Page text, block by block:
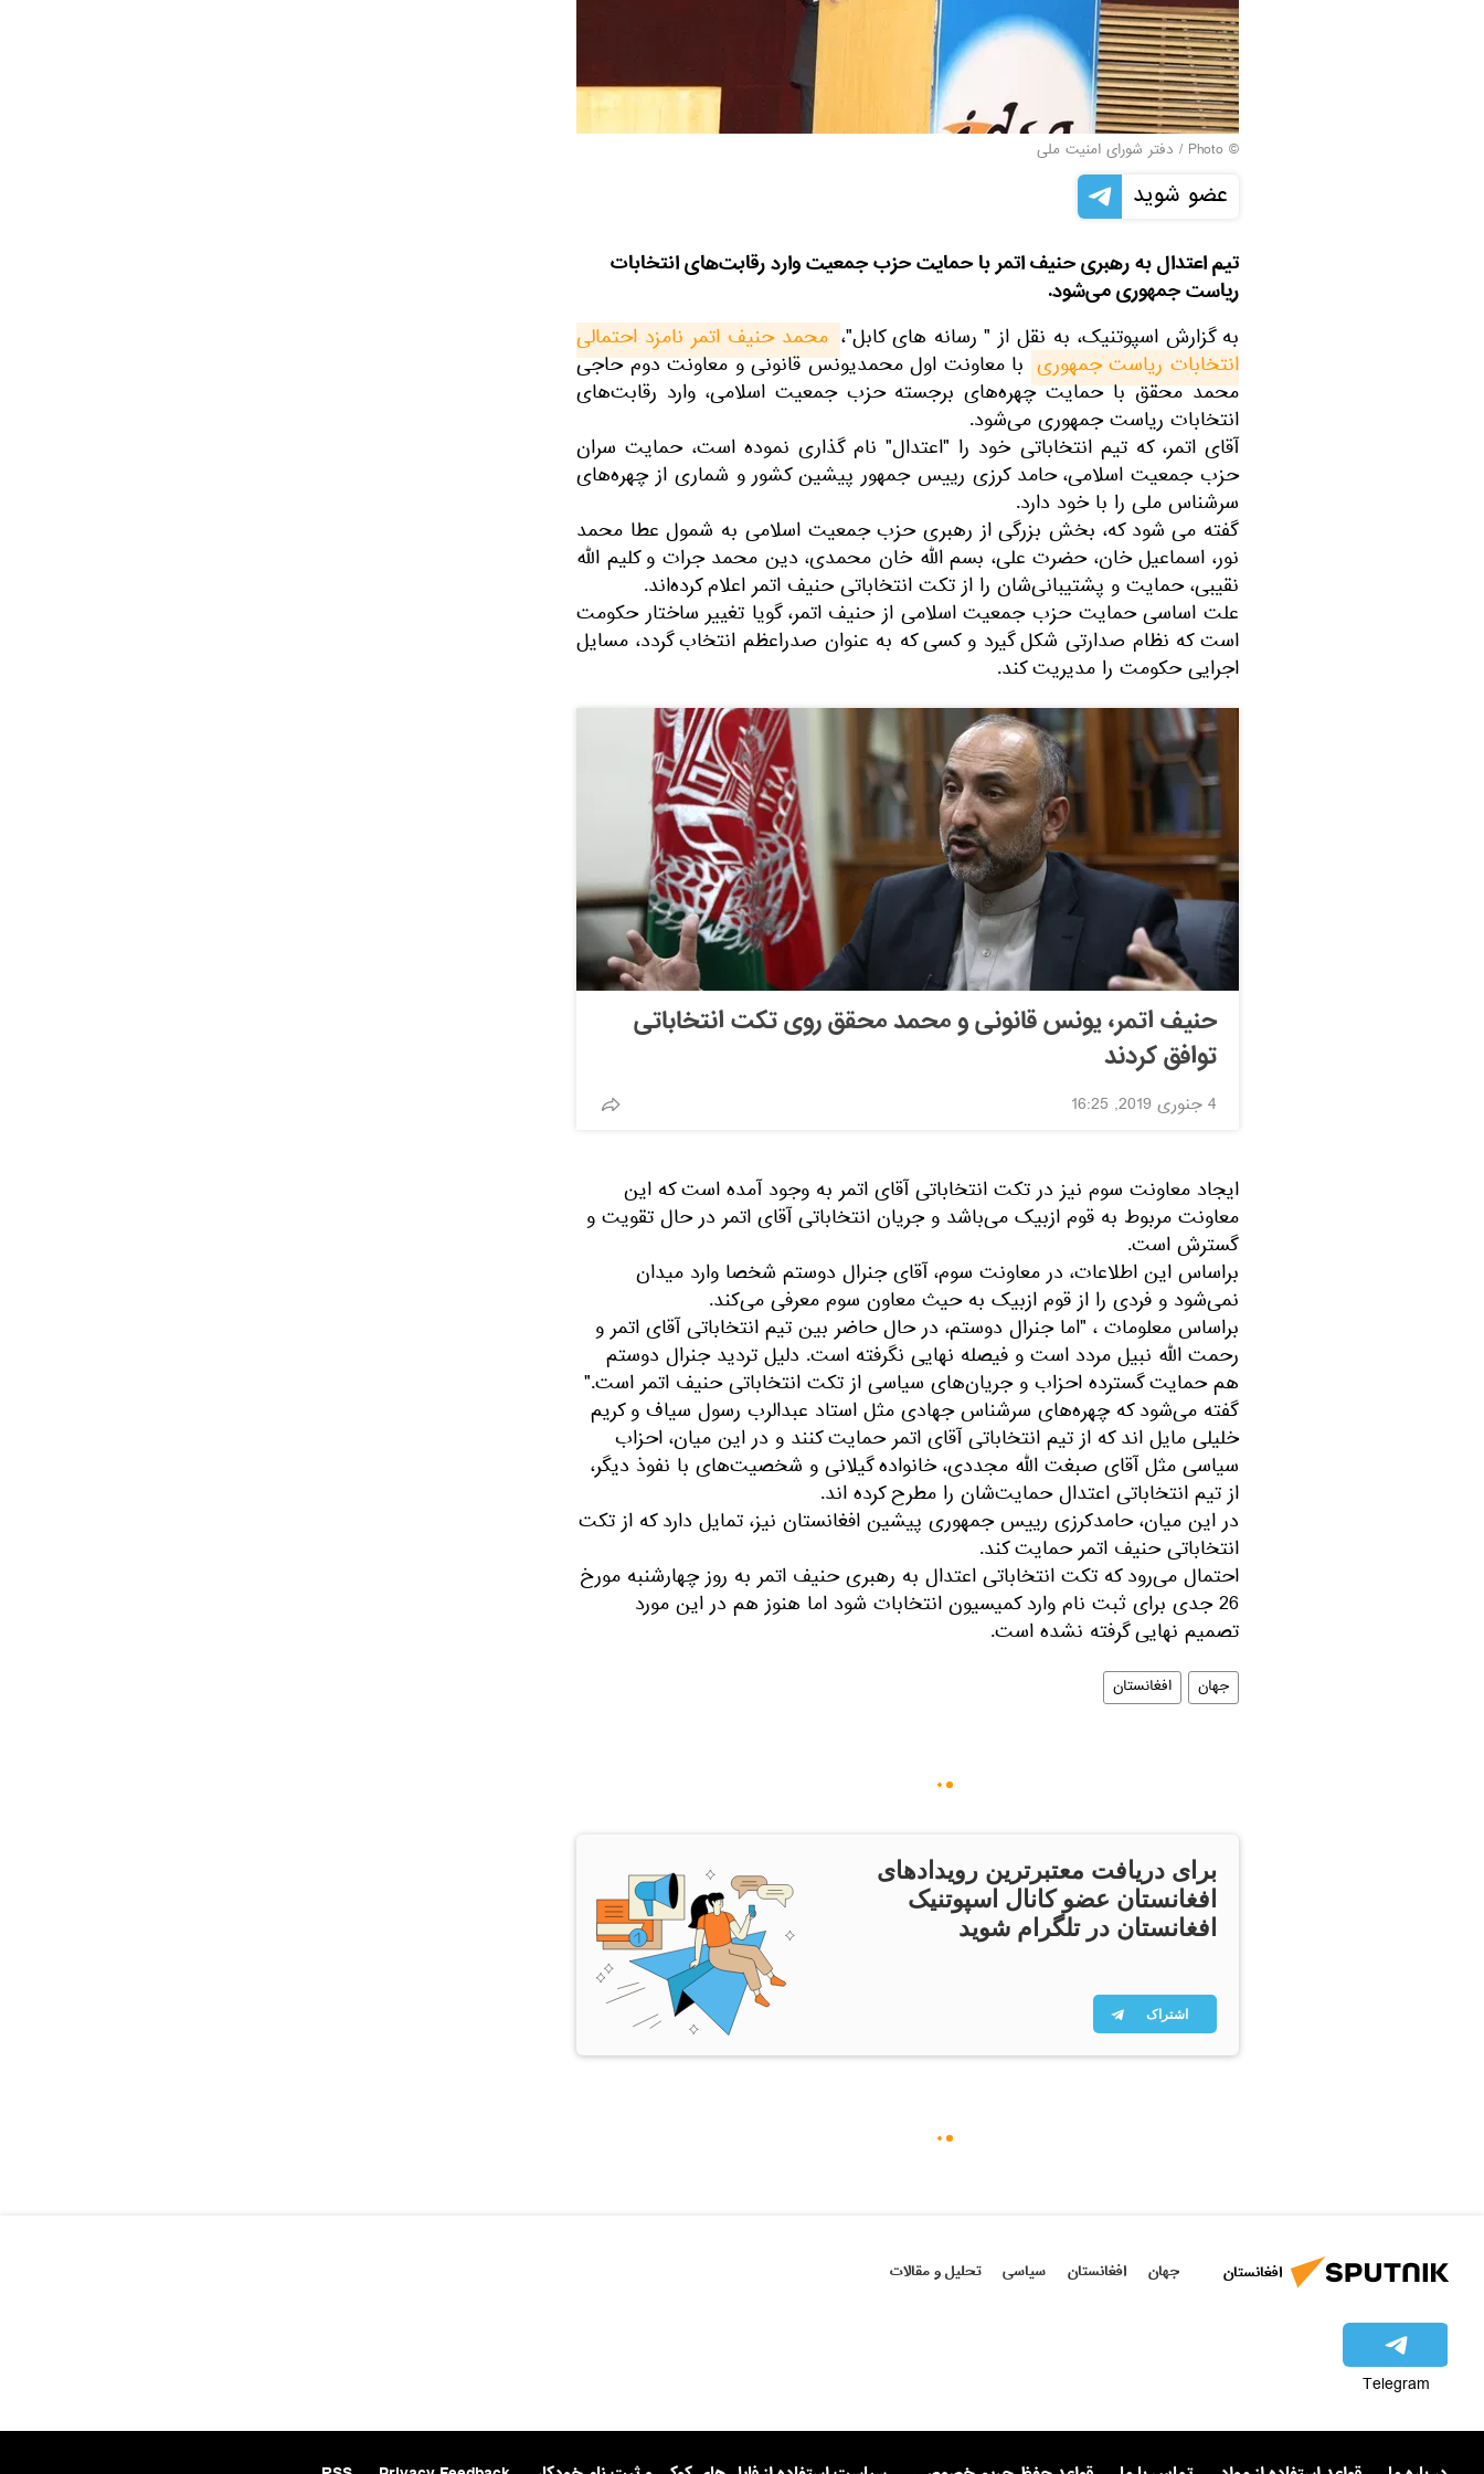
© Photo / دفتر شورای امنیت ملی
عضو شوید
تیم اعتدال به رهبری حنیف اتمر با حمایت حزب جمعیت وارد رقابت‌های انتخابات
ریاست جمهوری می‌شود.
به گزارش اسپوتنیک، به نقل از " رسانه های کابل"،
انتخابات ریاست جمهوری با معاونت اول محمدیونس قانونی و معاونت دوم حاجی
محمد محقق با حمایت چهره‌های برجسته حزب جمعیت اسلامی، وارد رقابت‌های
انتخابات ریاست جمهوری می‌شود.
آقای اتمر، که تیم انتخاباتی خود را "اعتدال" نام گذاری نموده است، حمایت سران
حزب جمعیت اسلامی، حامد کرزی رییس جمهور پیشین کشور و شماری از چهره‌های
سرشناس ملی را با خود دارد.
گفته می شود که،‌ بخش بزرگی از رهبری حزب جمعیت اسلامی به شمول عطا محمد
نور، اسماعیل خان، حضرت علی، بسم الله خان محمدی، دین محمد جرات و کلیم الله
نقیبی، حمایت و پشتیبانی‌شان را از تکت انتخاباتی حنیف اتمر اعلام کرده‌اند.
علت اساسی حمایت حزب جمعیت اسلامی از حنیف اتمر، گویا تغییر ساختار حکومت
است که نظام صدارتی شکل گیرد و کسی که به عنوان صدراعظم انتخاب گردد، مسایل
اجرایی حکومت را مدیریت کند.
حنیف اتمر، یونس قانونی و محمد محقق روی تکت انتخاباتی
توافق کردند
4 جنوری 2019, 16:25
ایجاد معاونت سوم نیز در تکت انتخاباتی آقای اتمر به وجود آمده است که این
معاونت مربوط به قوم ازبیک می‌باشد و جریان انتخاباتی آقای اتمر در حال تقویت و
گسترش است.
براساس این اطلاعات، در معاونت سوم، آقای جنرال دوستم شخصا وارد میدان
نمی‌شود و فردی را از قوم ازبیک به حیث معاون سوم معرفی می‌کند.
براساس معلومات ، "اما جنرال دوستم، در حال حاضر بین تیم انتخاباتی آقای اتمر و
رحمت الله نبیل مردد است و فیصله نهایی نگرفته است. دلیل تردید جنرال دوستم
هم حمایت گسترده احزاب و جریان‌های سیاسی از تکت انتخاباتی حنیف اتمر است."
گفته می‌شود که چهره‌های سرشناس جهادی مثل استاد عبدالرب رسول سیاف و کریم
خلیلی مایل اند که از تیم انتخاباتی آقای اتمر حمایت کنند و در این میان، احزاب
سیاسی مثل آقای صبغت الله مجددی، خانواده گیلانی و شخصیت‌های با نفوذ دیگر،
از تیم انتخاباتی اعتدال حمایت‌شان را مطرح کرده اند.
در این میان، حامدکرزی رییس جمهوری پیشین افغانستان نیز، تمایل دارد که از تکت
انتخاباتی حنیف اتمر حمایت کند.
احتمال می‌رود که تکت انتخاباتی اعتدال به رهبری حنیف اتمر به روز چهارشنبه مورخ
26 جدی برای ثبت نام وارد کمیسیون انتخابات شود اما هنوز هم در این مورد
تصمیم نهایی گرفته نشده است.
جهان افغانستان
برای دریافت معتبرترین رویدادهای
افغانستان عضو کانال اسپوتنیک
افغانستان در تلگرام شوید
اشتراک
افغانستان جهان افغانستان سیاسی تحلیل و مقالات
Telegram